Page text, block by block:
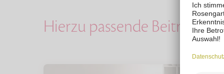
Hierzu passende Beiträge